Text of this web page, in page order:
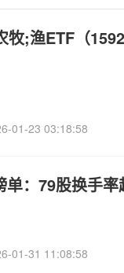
牧;渔ETF（
01-23 03:18:58
：79股换手率
01-31 11:08:58